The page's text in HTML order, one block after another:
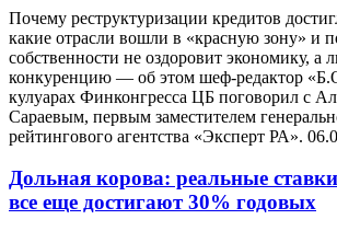
Почему реструктуризации кредитов
какие отрасли вошли в «красную зону» и
собственности не оздоровит экономику, а
конкуренцию — об этом шеф-редактор
кулуарах Финконгресса ЦБ поговорил с
Сараевым, первым заместителем
рейтингового агентства «Эксперт РА».
Дольная корова: реальные
все еще достигают 30% годовых